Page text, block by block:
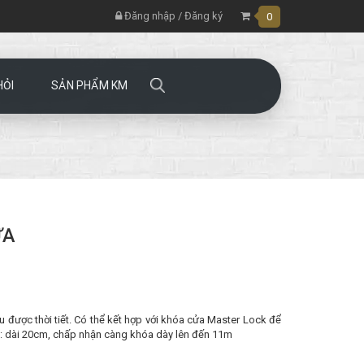
Đăng nhập / Đăng ký 0
SẢN PHẨM KM
được thời tiết. Có thể kết hợp với khóa cửa Master Lock để
20cm, chấp nhận càng khóa dày lên đến 11m